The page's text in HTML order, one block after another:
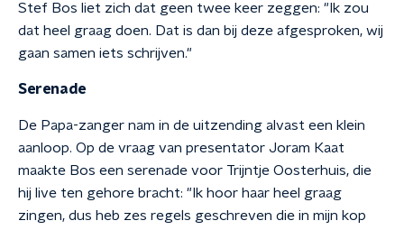
Stef Bos liet zich dat geen twee keer zeggen: "Ik zou
dat heel graag doen. Dat is dan bij deze afgesproken, wij
gaan samen iets schrijven."
Serenade
De Papa-zanger nam in de uitzending alvast een klein
aanloop. Op de vraag van presentator Joram Kaat
maakte Bos een serenade voor Trijntje Oosterhuis, die
hij live ten gehore bracht: "Ik hoor haar heel graag
zingen, dus heb zes regels geschreven die in mijn kop